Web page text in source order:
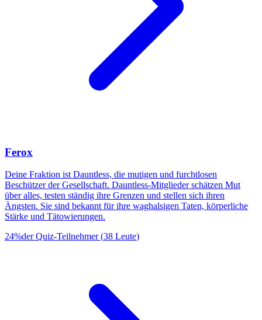
Ferox
Deine Fraktion ist Dauntless, die mutigen und furchtlosen
Beschützer der Gesellschaft. Dauntless-Mitglieder schätzen Mut
über alles, testen ständig ihre Grenzen und stellen sich ihren
Ängsten. Sie sind bekannt für ihre waghalsigen Taten, körperliche
Stärke und Tätowierungen.
24%der Quiz-Teilnehmer(38 Leute)